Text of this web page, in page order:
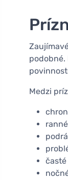
podobné.
Medzi